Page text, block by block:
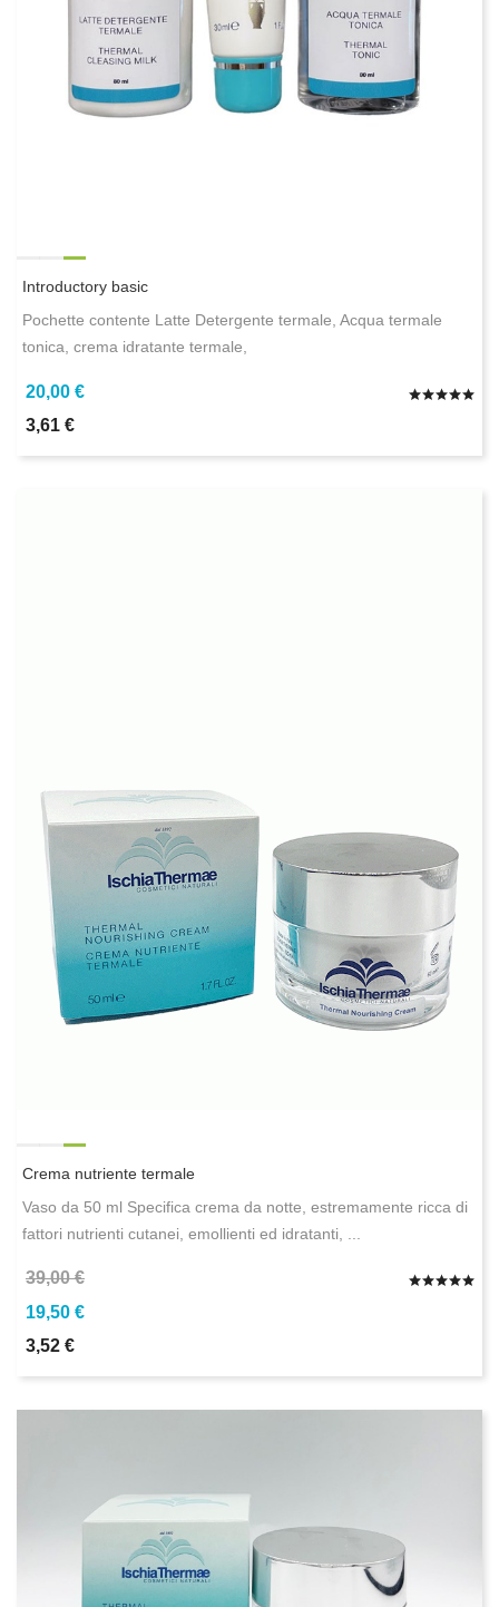
Introductory basic
Pochette contente Latte Detergente termale, Acqua termale
tonica, crema idratante termale,
20,00 €
3,61 €
Crema nutriente termale
Vaso da 50 ml Specifica crema da notte, estremamente ricca di
fattori nutrienti cutanei, emollienti ed idratanti, ...
39,00 €
19,50 €
3,52 €